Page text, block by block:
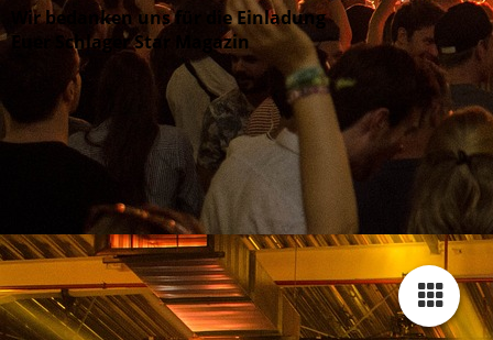
Wir bedanken uns für die Einladung
Euer Schlager Star Magazin